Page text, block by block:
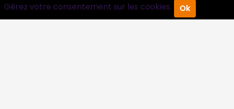
Gérez votre consentement sur les cookies. Ok